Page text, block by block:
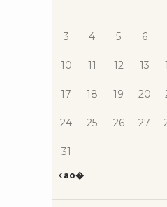
3 4 5 6
10 11 12 13
17 18 19 20
24 25 26 27
31
ao�